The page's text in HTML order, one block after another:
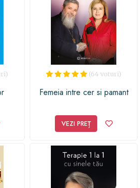
(64 voturi)
Femeia intre cer si pamant
VEZI PREȚ